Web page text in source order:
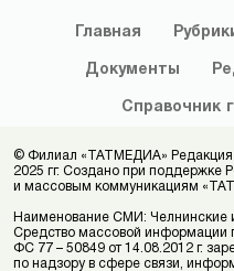
Главная
Документы
Справочник
© Филиал «ТАТМЕДИА» Редакция
2025 гг. Создано при поддержке
и массовым коммуникациям
Наименование СМИ: Челнинские
Средство массовой информации
ФС 77 – 50849 от 14.08.2012 г.
по надзору в сфере связи,